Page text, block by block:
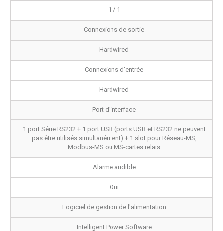
1 / 1
Connexions de sortie
Hardwired
Connexions d'entrée
Hardwired
Port d'interface
1 port Série RS232 + 1 port USB (ports USB et RS232 ne peuvent
pas être utilisés simultanément) + 1 slot pour Réseau-MS,
Modbus-MS ou MS-cartes relais
Alarme audible
Oui
Logiciel de gestion de l'alimentation
Intelligent Power Software